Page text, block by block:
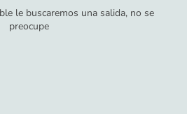
le buscaremos una salida, no se
preocupe